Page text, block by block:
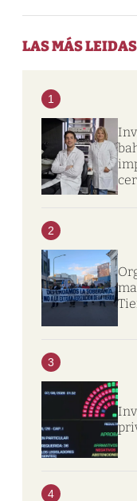
LAS MÁS LEIDAS
1
2
3
4